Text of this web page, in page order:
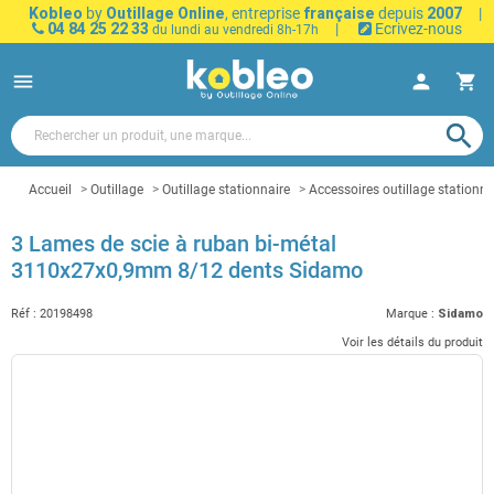
Kobleo by Outillage Online, entreprise française depuis 2007
|
04 84 25 22 33 du lundi au vendredi 8h-17h | Ecrivez-nous
menu person shopping_cart
search
Accueil Outillage Outillage stationnaire Accessoires outillage
3 Lames de scie à ruban bi-métal
3110x27x0,9mm 8/12 dents Sidamo
Réf : 20198498 Marque : Sidamo
Voir les détails du produit